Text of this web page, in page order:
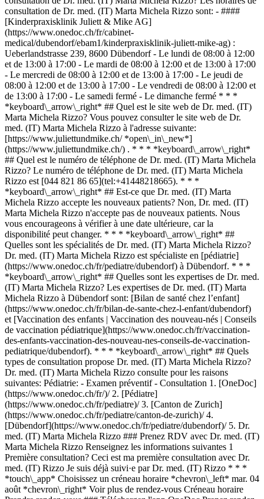
1. [OneDoc](https://www.onedoc.ch/fr/)/ 2. [Pédiatre](https://www.onedoc.ch/fr/pediatre)/ 3. [Canton de Zurich](https://www.onedoc.ch/fr/pediatre/canton-de-zurich)/ 4. [Dübendorf](https://www.onedoc.ch/fr/pediatre/dubendorf)/ 5. Dr. med. (IT) Marta Michela Rizzo ### Prenez RDV avec Dr. med. (IT) Marta Michela Rizzo Renseignez les informations suivantes 1 Première consultation? Ceci est ma première consultation avec Dr. med. (IT) Rizzo Je suis déjà suivi·e par Dr. med. (IT) Rizzo * * * *touch\_app* Choisissez un créneau horaire *chevron\_left* mar. 04 août *chevron\_right* Voir plus de rendez-vous Créneau horaire Prendre rendez-vous ### Téléchargez l'app OneDoc Prenez rendez-vous en ligne chez un médecin, un dentiste ou un thérapeute proche de vous en Suisse. L'application OneDoc vous permet de gérer tous vos rendez-vous médicaux depuis votre natel, n'importe où et n'importe quand. ![Code QR redirigeant vers l’App Store ou Google Play pour télécharger l’app OneDoc Patients](https://www.onedoc.ch/assets/images/download-app-qr.jpeg) Scannez le QR code pour télécharger l’application [![Téléchargez notre application sur l'App Store!](https://www.onedoc.ch/assets/images/app-store-badge-fr.svg)](https://apps.apple.com/ch/app/onedoc/id1592376413?l=fr)[![Téléchargez notre application sur le Google Play Store!](https://www.onedoc.ch/assets/images/google-play-badge-fr.png)](https://play.google.com/store/apps/details?id=ch.onedoc.patient&hl=fr-CH) *keyboard\_arrow\_right* ## Spécialités associées [Pédiatre à Zurich](https://www.onedoc.ch/fr/pediatre/zurich)[Pédiatre à Würenlos](https://www.onedoc.ch/fr/pediatre/wurenlos)[Pédiatre à Uster](https://www.onedoc.ch/fr/pediatre/uster)[Pédiatre à Baden](https://www.onedoc.ch/fr/pediatre/baden)[Pédiatre à Frauenfeld](https://www.onedoc.ch/fr/pediatre/frauenfeld)[Pédiatre à Dübendorf](https://www.onedoc.ch/fr/pediatre/dubendorf)[Pédiatre à Flawil](https://www.onedoc.ch/fr/pediatre/flawil)[Pédiatre à Hittnau](https://www.onedoc.ch/fr/pediatre/hittnau)[Pédiatre à Winterthour](https://www.onedoc.ch/fr/pediatre/winterthour)[Pédiatre à Fislisbach](https://www.onedoc.ch/fr/pediatre/fislisbach)[Pédiatre à Meisterschwanden](https://www.onedoc.ch/fr/pediatre/meisterschwanden)[Pédiatre à Wallisellen](https://www.onedoc.ch/fr/pediatre/wallisellen)[Pédiatre à Ingenbohl](https://www.onedoc.ch/fr/pediatre/ingenbohl)[Pédiatre à Obfelden](https://www.onedoc.ch/fr/pediatre/obfelden)[Pédiatre à Meilen](https://www.onedoc.ch/fr/pediatre/meilen)[Pédiatre à Hochdorf](https://www.onedoc.ch/fr/pediatre/hochdorf)[Pédiatre à Glaris Nord](https://www.onedoc.ch/fr/pediatre/glaris-nord)[Pédiatre à Dielsdorf](https://www.onedoc.ch/fr/pediatre/dielsdorf)[Pédiatre à Wil SG](https://www.onedoc.ch/fr/pediatre/wil?state=SG)[Pédiatre à Kilchberg](https://www.onedoc.ch/fr/pediatre/kilchberg)[Pédiatre à Pfungen](https://www.onedoc.ch/fr/pediatre/pfungen) *keyboard\_arrow\_right* ## Expertises associées [Bilan de santé chez l’enfant à Zurich](https://www.onedoc.ch/fr/bilan-de-sante-chez-l-enfant/zurich)[Bilan de santé chez l’enfant à Würenlos](https://www.onedoc.ch/fr/bilan-de-sante-chez-l-enfant/wurenlos)[Bilan de santé chez l’enfant à Hittnau](https://www.onedoc.ch/fr/bilan-de-sante-chez-l-enfant/hittnau)[Bilan de santé chez l’enfant à Dübendorf](https://www.onedoc.ch/fr/bilan-de-sante-chez-l-enfant/dubendorf)[Bilan de santé chez l’enfant à Winterthour](https://www.onedoc.ch/fr/bilan-de-sante-chez-l-enfant/winterthour)[Bilan de santé chez l’enfant à Frauenfeld](https://www.onedoc.ch/fr/bilan-de-sante-chez-l-enfant/frauenfeld)[Bilan de santé chez l’enfant à Ingenbohl](https://www.onedoc.ch/fr/bilan-de-sante-chez-l-enfant/ingenbohl)[Bilan de santé chez l’enfant à Wallisellen](https://www.onedoc.ch/fr/bilan-de-sante-chez-l-enfant/wallisellen)[Bilan de santé chez l’enfant à Baden](https://www.onedoc.ch/fr/bilan-de-sante-chez-l-enfant/baden)[Bilan de santé chez l’enfant à Glaris Nord](https://www.onedoc.ch/fr/bilan-de-sante-chez-l-enfant/glaris-nord)[Bilan de santé chez l’enfant à Hochdorf](https://www.onedoc.ch/fr/bilan-de-sante-chez-l-enfant/hochdorf)[Bilan de santé chez l’enfant à Kilchberg](https://www.onedoc.ch/fr/bilan-de-sante-chez-l-enfant/kilchberg)[Bilan de santé chez l’enfant à Meisterschwanden](https://www.onedoc.ch/fr/bilan-de-sante-chez-l-enfant/meisterschwanden)[Bilan de santé chez l’enfant à Dielsdorf](https://www.onedoc.ch/fr/bilan-de-sante-chez-l-enfant/dielsdorf)[Bilan de santé chez l’enfant à Zoug](https://www.onedoc.ch/fr/bilan-de-sante-chez-l-enfant/zoug)[Bilan de santé chez l’enfant à Berikon](https://www.onedoc.ch/fr/bilan-de-sante-chez-l-enfant/berikon)[Bilan de santé chez l’enfant à Spreitenbach](https://www.onedoc.ch/fr/bilan-de-sante-chez-l-enfant/spreitenbach)[Bilan de santé chez l’enfant à Uznach](https://www.onedoc.ch/fr/bilan-de-sante-chez-l-enfant/uznach)[Bilan de santé chez l’enfant à Baar](https://www.onedoc.ch/fr/bilan-de-sante-chez-l-enfant/baar)[Bilan de santé chez l’enfant à Aarau](https://www.onedoc.ch/fr/bilan-de-sante-chez-l-enfant/aarau)[Bilan de santé chez l’enfant à Bülach](https://www.onedoc.ch/fr/bilan-de-sante-chez-l-enfant/bulach) *keyboard\_arrow\_right* ## Recherches fréquentes [Spécialiste en médecine interne générale à Zurich](https://www.onedoc.ch/fr/specialiste-en-medecine-interne-generale/zurich)[Gynécologue obstétricien à Zurich](https://www.onedoc.ch/fr/gynecologue-obstetricien/zurich)[Ophtalmologue à Zurich](https://www.onedoc.ch/fr/ophtalmologue/zurich)[Masseur classique à Zurich](https://www.onedoc.ch/fr/masseur-classique/zurich)[Physiothérapeute à Zurich](https://www.onedoc.ch/fr/physiotherapeute/zurich)[Médecin généraliste à Zurich](https://www.onedoc.ch/fr/medecin-generaliste/zurich)[Dermatologue à Zurich](https://www.onedoc.ch/fr/dermatologue/zurich)[Centre de vaccination à Zurich](https://www.onedoc.ch/fr/centre-de-vaccination/zurich)[Spécialiste en médecine esthétique à Zurich](https://www.onedoc.ch/fr/specialiste-en-medecine-esthetique/zurich)[Réflexologue à Zurich](https://www.onedoc.ch/fr/reflexologue/zurich)[Masseur médical à Zurich](https://www.onedoc.ch/fr/masseur-medical/zurich)[Physiothérapeute à Winterthour](https://www.onedoc.ch/fr/physiotherapeute/winterthour)[Ostéopathe à Zurich](https://www.onedoc.ch/fr/osteopathe/zurich)[Gastro-entérologue à Zurich](https://www.onedoc.ch/fr/gastro-enterologue/zurich)[Neurologue à Zurich](https://www.onedoc.ch/fr/neurologue/zurich)[Médecin généraliste à Winterthour](https://www.onedoc.ch/fr/medecin-generaliste/winterthour)[Naturopathe MCO/TEN à Zurich](https://www.onedoc.ch/fr/naturopathe-mco-ten/zurich)[Médecin-dentiste à Zurich](https://www.onedoc.ch/fr/medecin-dentiste/zurich)[Prestations de santé en pharmacie à Zurich](https://www.onedoc.ch/fr/prestations-de-sante-en-pharmacie/zurich)[Cardiologue à Zurich](https://www.onedoc.ch/fr/cardiologue/zurich)[Gynécologue obstétricien à Aarau](https://www.onedoc.ch/fr/gynecologue-obstetricien/aarau) *keyboard\_arrow\_right* ## Annuaire des professionnels de santé suisses [Liste des praticiens](https://www.onedoc.ch/fr/annuaire) [A](https://www.onedoc.ch/fr/annuaire/A) [B](https://www.onedoc.ch/fr/annuaire/B) [C](https://www.onedoc.ch/fr/annuaire/C) [D](https://www.onedoc.ch/fr/annuaire/D) [E](https://www.onedoc.ch/fr/annuaire/E) [F](https://www.onedoc.ch/fr/annuaire/F) [G](https://www.onedoc.ch/fr/annuaire/G) [H](https://www.onedoc.ch/fr/annuaire/H) [I](https://www.onedoc.ch/fr/annuaire/I) [J](https://www.onedoc.ch/fr/annuaire/J) [K](https://www.onedoc.ch/fr/annuaire/K) [L](https://www.onedoc.ch/fr/annuaire/L) [M](https://www.onedoc.ch/fr/annuaire/M) [N](https://www.onedoc.ch/fr/annuaire/N) [O](https://www.onedoc.ch/fr/annuaire/O) [P](https://www.onedoc.ch/fr/annuaire/P) [Q](https://www.onedoc.ch/fr/annuaire/Q) [R](https://www.onedoc.ch/fr/annuaire/R) [S](https://www.onedoc.ch/fr/annuaire/S) [T](https://www.onedoc.ch/fr/annuaire/T) [U](https://www.onedoc.ch/fr/annuaire/U) [V](https://www.onedoc.ch/fr/annuaire/V) [W](https://www.onedoc.ch/fr/annuaire/W) [X](https://www.onedoc.ch/fr/annuaire/X) [Y](https://www.onedoc.ch/fr/annuaire/Y) [Z](https://www.onedoc.ch/fr/annuaire/Z) ## OneDoc [Pour les professionnels de santé](https://info.onedoc.ch/fr/) [À propos de nous](https://info.onedoc.ch/fr/raison-d-etre/) [Presse](https://info.onedoc.ch/fr/presse/) [Carrières](https://career.onedoc.ch/fr) [Centre de confidentialité](https://privacy.onedoc.ch/fr/) [Gestion des cookies](javascript:Didomi.preferences.show%28%29) [Centre d'aide](https://help.onedoc.ch/fr/) ## Langues [Deutsch](https://www.onedoc.ch/de/kinderarztin/dubendorf/pcr91/dr-med-it-marta-michela-rizzo) [Français](https://www.onedoc.ch/fr/pediatre/dubendorf/pcr91/dr-med-it-marta-michela-rizzo) [Italiano](https://www.onedoc.ch/it/pediatra/dubendorf/pcr91/dr-med-it-marta-michela-rizzo) [English](https://www.onedoc.ch/en/pediatrician/dubendorf/pcr91/dr-med-it-marta-michela-rizzo) ## Spécialités associées [Pédiatre à Zurich](https://www.onedoc.ch/fr/pediatre/zurich) [Pédiatre à Würenlos](https://www.onedoc.ch/fr/pediatre/wurenlos) [Pédiatre à Uster](https://www.onedoc.ch/fr/pediatre/uster) [Pédiatre à Baden](https://www.onedoc.ch/fr/pediatre/baden) [Pédiatre à Frauenfeld](https://www.onedoc.ch/fr/pediatre/frauenfeld) [Pédiatre à Dübendorf](https://www.onedoc.ch/fr/pediatre/dubendorf) [Pédiatre à Flawil](https://www.onedoc.ch/fr/pediatre/flawil) [Pédiatre à Hittnau](https://www.onedoc.ch/fr/pediatre/hittnau) [Pédiatre à Winterthour](https://www.onedoc.ch/fr/pediatre/winterthour) [Pédiatre à Fislisbach](https://www.onedoc.ch/fr/pediatre/fislisbach) [Pédiatre à Meisterschwanden](https://www.onedoc.ch/fr/pediatre/meisterschwanden) [Pédiatre à Wallisellen](https://www.onedoc.ch/fr/pediatre/wallisellen) [Pédiatre à Ingenbohl](https://www.onedoc.ch/fr/pediatre/ingenbohl) [Pédiatre à Obfelden](https://www.onedoc.ch/fr/pediatre/obfelden)